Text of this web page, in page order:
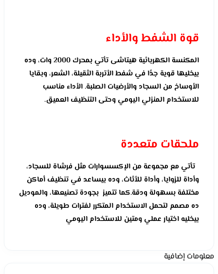
قوة الشفط والأداء
المكنسة الكهربائية هيتاشى تأتي بمحرك 2000 وات، وده
بيخليها قوية جدًا في شفط الأتربة الثقيلة، الشعر، وبقايا
الأوساخ من السجاد والأرضيات الصلبة. الأداء مناسب
للاستخدام المنزلي اليومي وحتى التنظيف العميق.
ملحقات متعددة
تأتي مع مجموعة من الإكسسوارات مثل فرشاة للسجاد،
وأداة للزوايا، وأداة للأثاث، وده بيساعد في تنظيف أماكن
مختلفة بسهولة ودقة.كما تتميز بجودة تصنيعها، والموديل
ده مصمم لتحمل الاستخدام المتكرر لفترات طويلة، وده
بيخليه اختيار عملي ومتين للاستخدام اليومي
معلومات إضافية